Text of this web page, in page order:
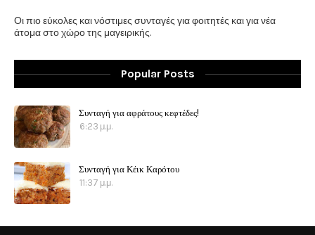
Οι πιο εύκολες και νόστιμες συνταγές για φοιτητές και για νέα
άτομα στο χώρο της μαγειρικής.
Popular Posts
Συνταγή για αφράτους κεφτέδες!
6:23 μ.μ.
Συνταγή για Κέικ Καρότου
11:37 μ.μ.